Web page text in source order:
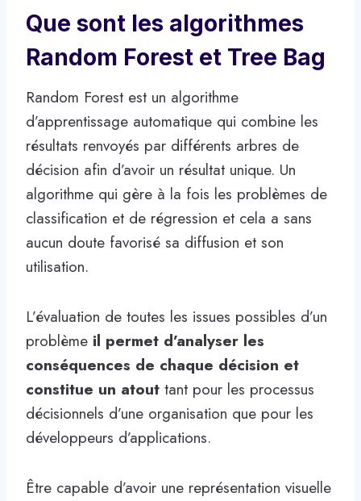
Que sont les algorithmes
Random Forest et Tree Bag
Random Forest est un algorithme
d’apprentissage automatique qui combine les
résultats renvoyés par différents arbres de
décision afin d’avoir un résultat unique. Un
algorithme qui gère à la fois les problèmes de
classification et de régression et cela a sans
aucun doute favorisé sa diffusion et son
utilisation.
L’évaluation de toutes les issues possibles d’un
problème il permet d’analyser les
conséquences de chaque décision et
constitue un atout tant pour les processus
décisionnels d’une organisation que pour les
développeurs d’applications.
Être capable d’avoir une représentation visuelle